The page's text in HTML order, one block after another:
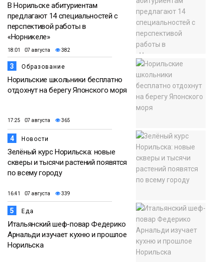
В Норильске абитуриентам
предлагают 14 специальностей с
перспективой работы в
«Норникеле»
18:01 07 августа 382
3 Образование
Норильские школьники бесплатно
отдохнут на берегу Японского моря
17:25 07 августа 365
4 Новости
Зелёный курс Норильска: новые
скверы и тысячи растений появятся
по всему городу
16:41 07 августа 339
5 Еда
Итальянский шеф-повар Федерико
Арнальди изучает кухню и прошлое
Норильска